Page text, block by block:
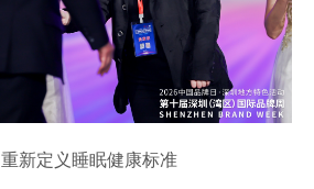
重新定义睡眠健康标准